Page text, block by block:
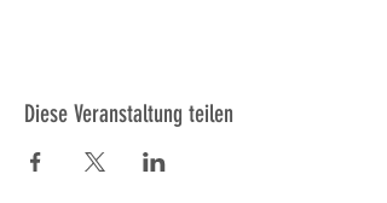
Diese Veranstaltung teilen